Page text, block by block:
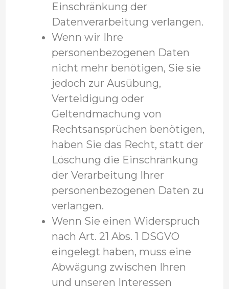
Einschränkung der
Datenverarbeitung verlangen.
Wenn wir Ihre
personenbezogenen Daten
nicht mehr benötigen, Sie sie
jedoch zur Ausübung,
Verteidigung oder
Geltendmachung von
Rechtsansprüchen benötigen,
haben Sie das Recht, statt der
Löschung die Einschränkung
der Verarbeitung Ihrer
personenbezogenen Daten zu
verlangen.
Wenn Sie einen Widerspruch
nach Art. 21 Abs. 1 DSGVO
eingelegt haben, muss eine
Abwägung zwischen Ihren
und unseren Interessen